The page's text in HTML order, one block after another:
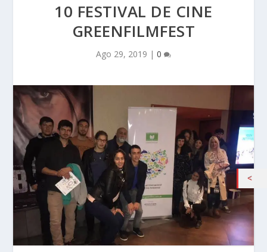
10 FESTIVAL DE CINE
GREENFILMFEST
Ago 29, 2019 | 0